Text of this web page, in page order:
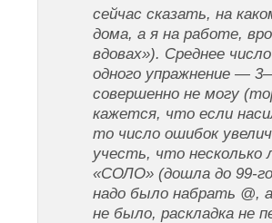
сейчас сказать, на
дома, а я на работе,
вдовах»). Среднее
одного упражнение —
совершенно не могу
кажется, что если
то число ошибок
учесть, что несколько
«СОЛО» (дошла до 99-
надо было набрать @, а
не было, раскладка не